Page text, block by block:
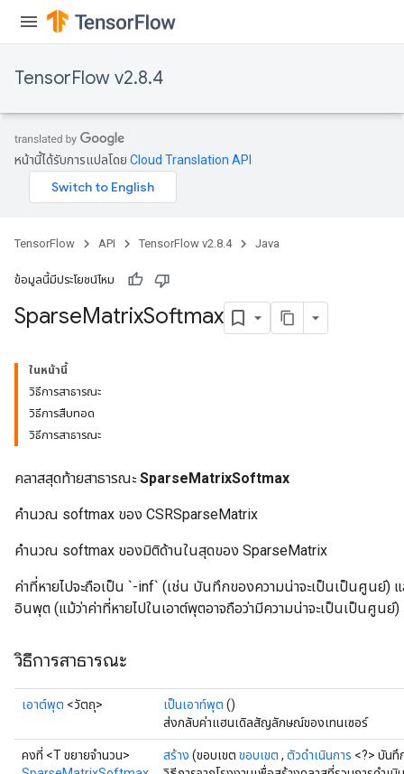
TensorFlow v2.8.4
หน้านี้ได้รับการแปลโดย Cloud Translation API
TensorFlow API TensorFlow v2.8.4 Java
ข้อมูลนี้มีประโยชน์ไหม
SparseMatrixSoftmax
ในหน้านี้
วิธีการสาธารณะ
วิธีการสืบทอด
วิธีการสาธารณะ
คลาสสุดท้ายสาธารณะSparseMatrixSoftmax
คำนวณ softmax ของ CSRSparseMatrix
คำนวณ softmax ของมิติด้านในสุดของ SparseMatrix
ค่าที่หายไปจะถือเป็น `-inf` (เช่น บันทึกของความน่าจะเป็นเป็นศูนย์) แ
อินพุต (แม้ว่าค่าที่หายไปในเอาต์พุตอาจถือว่ามีความน่าจะเป็นเป็นศูนย์)
วิธีการสาธารณะ
เอาต์พุต <วัตถุ> เป็นเอาท์พุต ()
ส่งกลับค่าแฮนเดิลสัญลักษณ์ของเทนเซอร์
คงที่ <T ขยายจำนวน>
สร้าง (ขอบเขต ขอบเขต , ตัวดำเนินการ <?> บันทึ